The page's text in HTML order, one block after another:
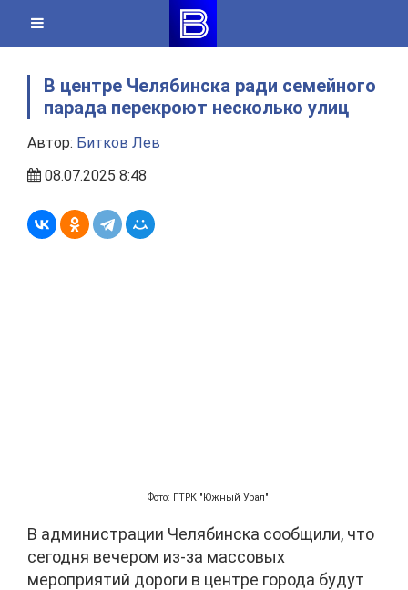
content
В центре Челябинска ради семейного
парада перекроют несколько улиц
Автор: Битков Лев
08.07.2025 8:48
Фото: ГТРК "Южный Урал"
В администрации Челябинска сообщили, что
сегодня вечером из-за массовых
мероприятий дороги в центре города будут